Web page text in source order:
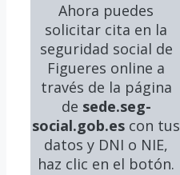
Ahora puedes
solicitar cita en la
seguridad social de
Figueres online a
través de la página
de sede.seg-
social.gob.es con tus
datos y DNI o NIE,
haz clic en el botón.